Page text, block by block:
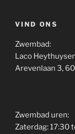
VIND ONS
Zwembad:
Laco
Arevenlaan 3,
Zwembad uren:
Zaterdag: 17:30